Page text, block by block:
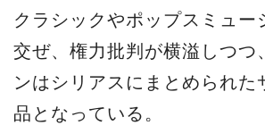
クラシックやポップスミュー
交ぜ、権力批判が横溢しつつ
ンはシリアスにまとめられた
品となっている。